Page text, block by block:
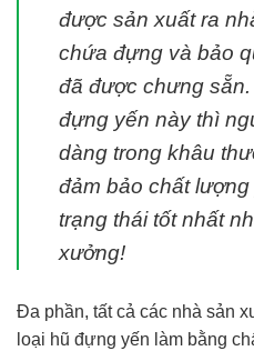
được sản xuất ra
chứa đựng và bảo
đã được chưng
đựng yến này thì
dàng trong khâu
đảm bảo chất
trạng thái tốt nhất
xưởng!
Đa phần, tất cả các nhà sản
loại hũ đựng yến làm bằng